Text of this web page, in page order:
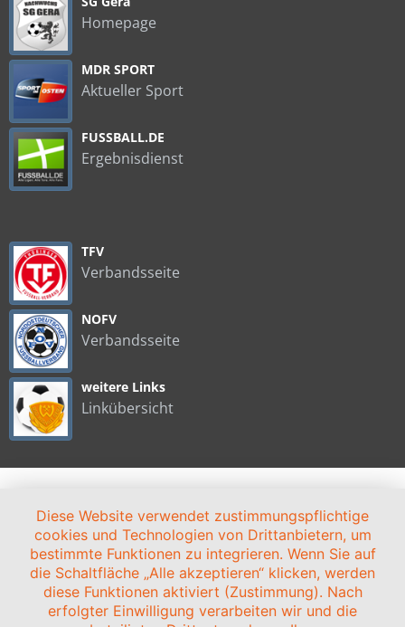
Homepage
MDR SPORT
Aktueller Sport
FUSSBALL.DE
Ergebnisdienst
TFV
Verbandsseite
NOFV
Verbandsseite
weitere Links
Linkübersicht
KONTAKT
IMPRESSUM/DATENSCHUTZ
© 2003-2024 BSG WISMUT GERA |zLiga-Vereinshomepage
Diese Website verwendet zustimmungspflichtige
cookies und Technologien von Drittanbietern, um
bestimmte Funktionen zu integrieren. Wenn Sie auf
die Schaltfläche „Alle akzeptieren“ klicken, werden
diese Funktionen aktiviert (Zustimmung). Nach
erfolgter Einwilligung verarbeiten wir und die